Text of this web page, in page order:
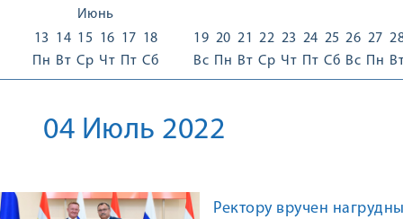
Июнь
13
Пн
14
Вт
15
Ср
16
Чт
17
Пт
18
Сб
19
Вс
20
Пн
21
Вт
22
Ср
23
Чт
24
Пт
25
Сб
26
Вс
27
Пн
04 Июль 2022
Ректору вручен